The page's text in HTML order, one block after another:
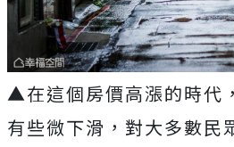
▲在這個房價高漲的時代
有些微下滑，對大多數民